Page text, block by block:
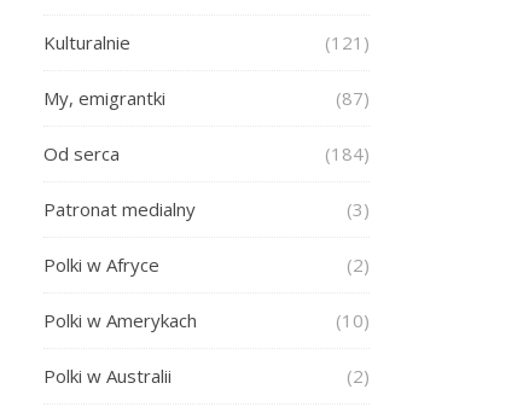
Kulturalnie (121)
My, emigrantki (87)
Od serca (184)
Patronat medialny (3)
Polki w Afryce (2)
Polki w Amerykach (10)
Polki w Australii (2)